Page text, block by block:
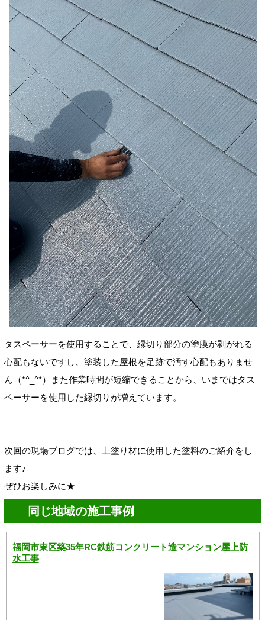
タスペーサーを使用することで、縁切り部分の塗膜が剥がれる
心配もないですし、塗装した屋根を足跡で汚す心配もありませ
ん（*^_^*）また作業時間が短縮できることから、いまではタス
ペーサーを使用した縁切りが増えています。
次回の現場ブログでは、上塗り材に使用した塗料のご紹介をし
ます♪
ぜひお楽しみに★
同じ地域の施工事例
福岡市東区築35年RC鉄筋コンクリート造マンション屋上防
水工事